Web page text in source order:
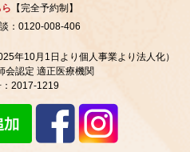
【完全予約制】
：0120-008-406
年10月1日より個人事業より法人化）
会認定 適正医療機関
：2017-1219